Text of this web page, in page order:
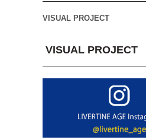
VISUAL PROJECT
VISUAL PROJECT